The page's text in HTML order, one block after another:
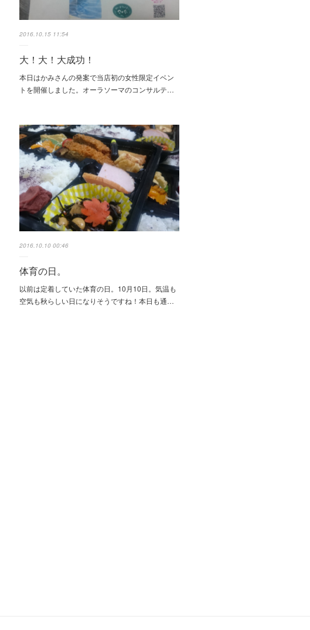
2016.10.15 11:54
大！大！大成功！
本日はかみさんの発案で当店初の女性限定イベン
トを開催しました。オーラソーマのコンサルテ…
2016.10.10 00:46
体育の日。
以前は定着していた体育の日。10月10日。気温も
空気も秋らしい日になりそうですね！本日も通…